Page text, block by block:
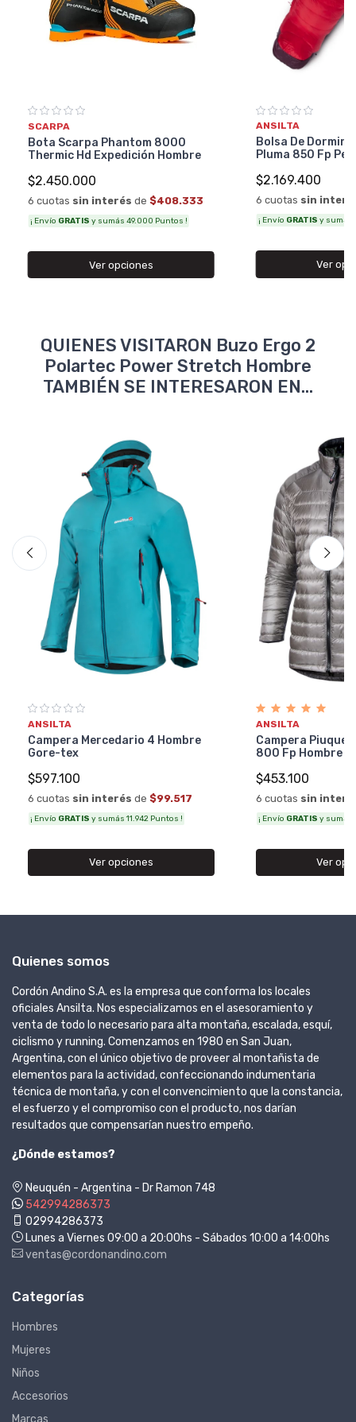
SCARPA
Bota Scarpa Phantom 8000
Thermic Hd Expedición Hombre
$2.450.000
6 cuotas sin interés de $408.333
¡ Envío GRATIS y sumás 49.000 Puntos !
Ver opciones
ANSILTA
Bolsa De Dormir
Pluma 850 Fp
$2.169.400
6 cuotas sin
¡ Envío GRATIS y sumás
Ver
QUIENES VISITARON Buzo Ergo 2
Polartec Power Stretch Hombre
TAMBIÉN SE INTERESARON EN...
ANSILTA
Campera Mercedario 4 Hombre
Gore-tex
$597.100
6 cuotas sin interés de $99.517
¡ Envío GRATIS y sumás 11.942 Puntos !
Ver opciones
ANSILTA
Campera
800 Fp Hombre
$453.100
6 cuotas sin
¡ Envío GRATIS y sumás
Ver
Quienes somos
Cordón Andino S.A. es la empresa que conforma los locales
oficiales Ansilta. Nos especializamos en el asesoramiento y
venta de todo lo necesario para alta montaña, escalada, esquí,
ciclismo y running. Comenzamos en 1980 en San Juan,
Argentina, con el único objetivo de proveer al montañista de
elementos para la actividad, confeccionando indumentaria
técnica de montaña, y con el convencimiento que la constancia,
el esfuerzo y el compromiso con el producto, nos darían
resultados que compensarían nuestro empeño.
¿Dónde estamos?
Neuquén - Argentina - Dr Ramon 748
542994286373
02994286373
Lunes a Viernes 09:00 a 20:00hs - Sábados 10:00 a 14:00hs
ventas@cordonandino.com
Categorías
Hombres
Mujeres
Niños
Accesorios
Marcas